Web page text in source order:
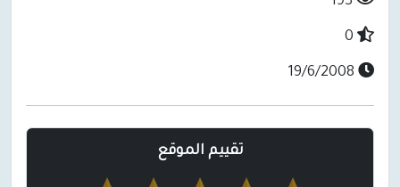
تقييم الموقع